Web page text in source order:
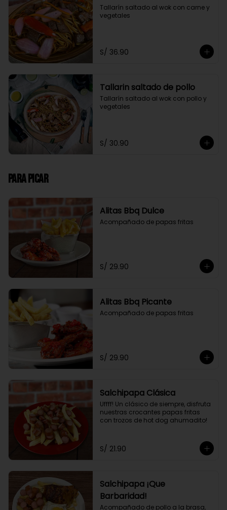
Tallarín saltado al wok con carne y
vegetales
S/ 36.90
Tallarin saltado de pollo
Tallarín saltado al wok con pollo y
vegetales
S/ 30.90
Para Picar
Alitas Bbq Dulce
Acompañado de papas fritas
S/ 29.90
Alitas Bbq Picante
Acompañado de papas fritas
S/ 29.90
Salchipapa Clásica
Uffff! Un clásico de siempre, disfruta
nuestras crocantes papas fritas
con trozos de hot dog ahumadito!
S/ 21.90
Salchipapa ¡Que
Barbaridad!
Acompañado de pollo a la brasa,